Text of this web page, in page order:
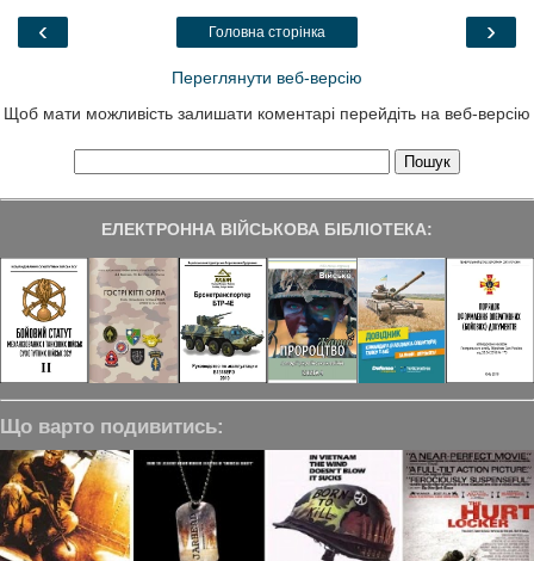
o
a
‹ ›
Головна сторінка
Переглянути веб-версію
Щоб мати можливість залишати коментарі перейдіть на веб-версію
ЕЛЕКТРОННА ВІЙСЬКОВА БІБЛІОТЕКА:
Що варто подивитись: